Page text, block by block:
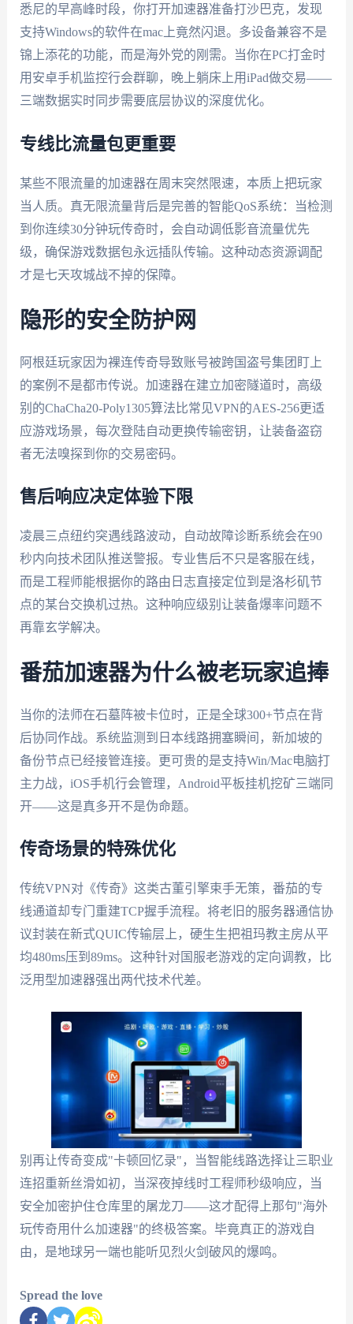
悉尼的早高峰时段，你打开加速器准备打沙巴克，发现
支持Windows的软件在mac上竟然闪退。多设备兼容不是
锦上添花的功能，而是海外党的刚需。当你在PC打金时
用安卓手机监控行会群聊，晚上躺床上用iPad做交易——
三端数据实时同步需要底层协议的深度优化。
专线比流量包更重要
某些不限流量的加速器在周末突然限速，本质上把玩家
当人质。真无限流量背后是完善的智能QoS系统：当检测
到你连续30分钟玩传奇时，会自动调低影音流量优先
级，确保游戏数据包永远插队传输。这种动态资源调配
才是七天攻城战不掉的保障。
隐形的安全防护网
阿根廷玩家因为裸连传奇导致账号被跨国盗号集团盯上
的案例不是都市传说。加速器在建立加密隧道时，高级
别的ChaCha20-Poly1305算法比常见VPN的AES-256更适
应游戏场景，每次登陆自动更换传输密钥，让装备盗窃
者无法嗅探到你的交易密码。
售后响应决定体验下限
凌晨三点纽约突遇线路波动，自动故障诊断系统会在90
秒内向技术团队推送警报。专业售后不只是客服在线，
而是工程师能根据你的路由日志直接定位到是洛杉矶节
点的某台交换机过热。这种响应级别让装备爆率问题不
再靠玄学解决。
番茄加速器为什么被老玩家追捧
当你的法师在石墓阵被卡位时，正是全球300+节点在背
后协同作战。系统监测到日本线路拥塞瞬间，新加坡的
备份节点已经接管连接。更可贵的是支持Win/Mac电脑打
主力战，iOS手机行会管理，Android平板挂机挖矿三端同
开——这是真多开不是伪命题。
传奇场景的特殊优化
传统VPN对《传奇》这类古董引擎束手无策，番茄的专
线通道却专门重建TCP握手流程。将老旧的服务器通信协
议封装在新式QUIC传输层上，硬生生把祖玛教主房从平
均480ms压到89ms。这种针对国服老游戏的定向调教，比
泛用型加速器强出两代技术代差。
别再让传奇变成"卡顿回忆录"，当智能线路选择让三职业
连招重新丝滑如初，当深夜掉线时工程师秒级响应，当
安全加密护住仓库里的屠龙刀——这才配得上那句"海外
玩传奇用什么加速器"的终极答案。毕竟真正的游戏自
由，是地球另一端也能听见烈火剑破风的爆鸣。
Spread the love